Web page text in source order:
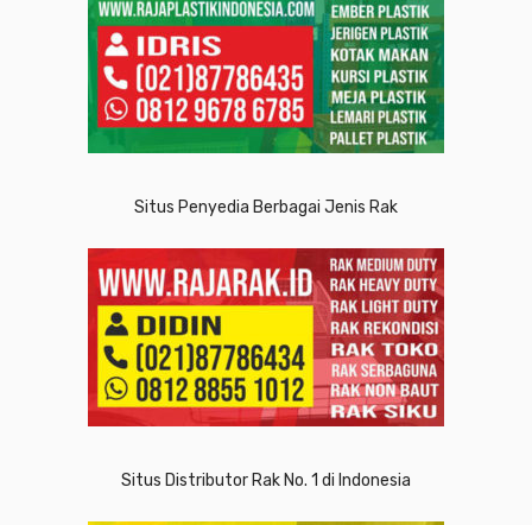
Situs Penyedia Berbagai Jenis Rak
Situs Distributor Rak No. 1 di Indonesia